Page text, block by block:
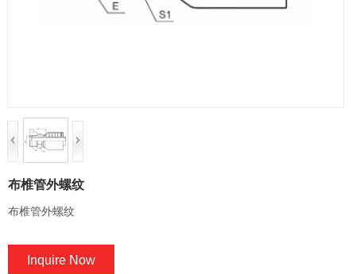
布椎管外螺纹
布椎管外螺纹
Inquire Now